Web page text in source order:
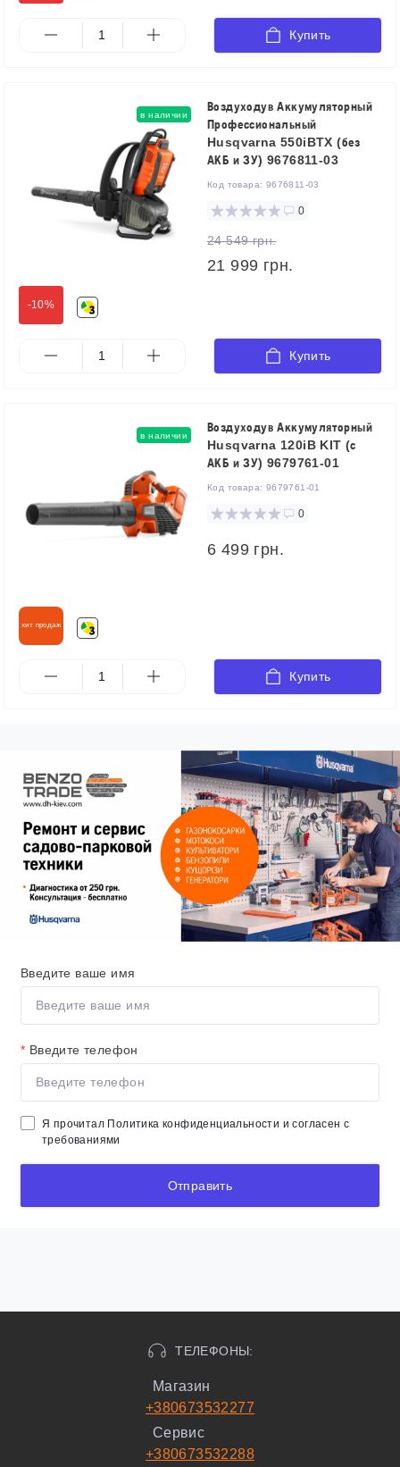
Купить
-10%
в наличии
Воздуходув Аккумуляторный
Профессиональный
Husqvarna 550iBTX (без
АКБ и ЗУ) 9676811-03
Код товара: 9676811-03
0
24 549 грн.
21 999 грн.
Купить
в наличии
хит продаж
Воздуходув Аккумуляторный
Husqvarna 120iB KIT (с
АКБ и ЗУ) 9679761-01
Код товара: 9679761-01
0
6 499 грн.
Купить
Введите ваше имя
* Введите телефон
Я прочитал Политика конфиденциальности и согласен с
требованиями
Отправить
ТЕЛЕФОНЫ:
Магазин
+380673532277
Сервис
+380673532288